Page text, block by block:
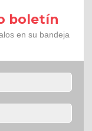
boletín
en su bandeja